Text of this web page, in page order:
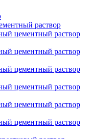
раствор
цементный раствор
цементный раствор
цементный раствор
цементный раствор
цементный раствор
цементный раствор